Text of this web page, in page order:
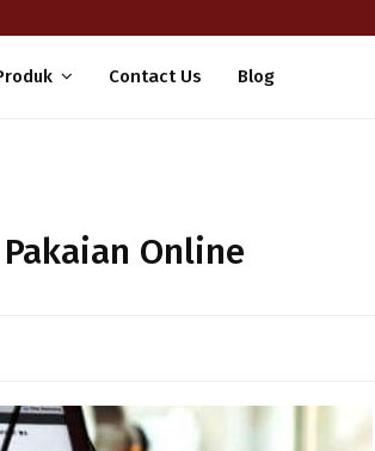
Contact Us Blog
Online